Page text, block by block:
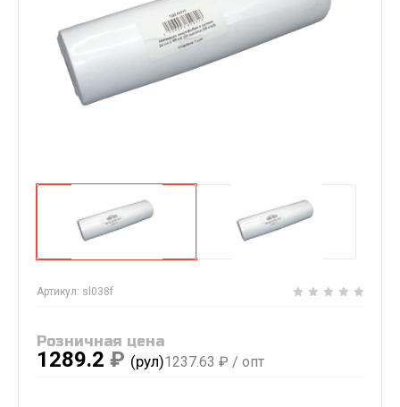
Артикул: sl038f
Розничная цена
1289.2 ₽ (рул)1237.63 ₽ / опт